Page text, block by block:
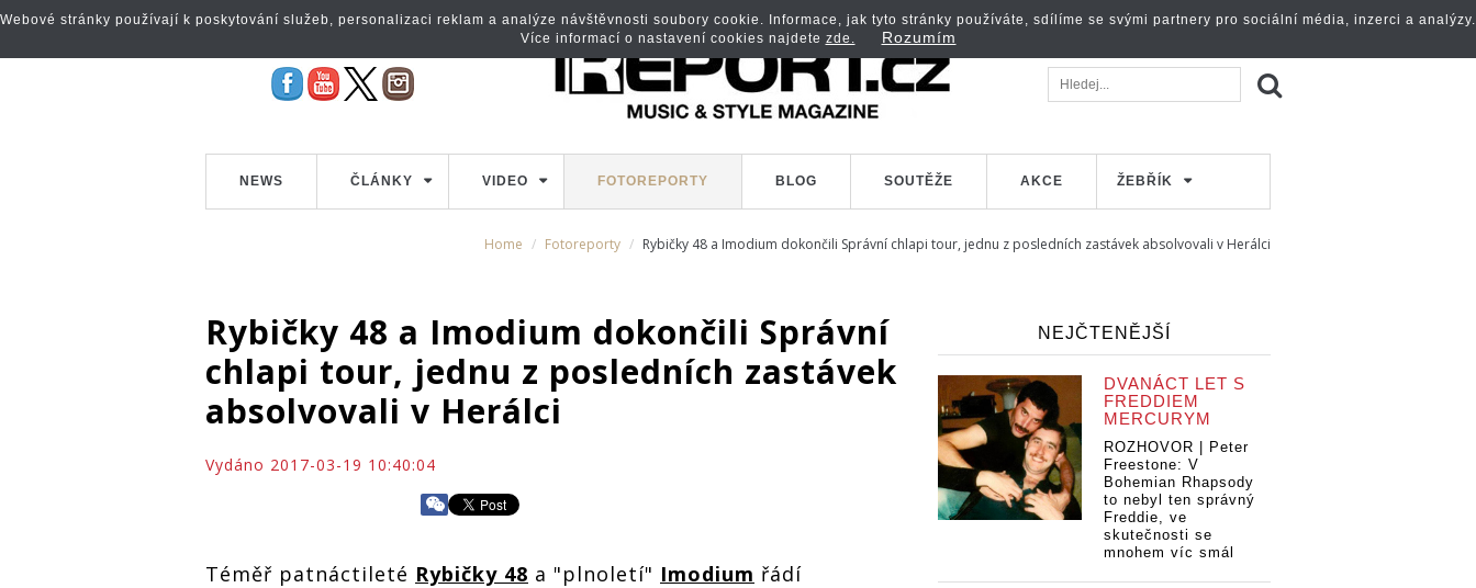
NEWS ČLÁNKY VIDEO FOTOREPORTY BLOG SOUTĚŽE AKCE ŽEBŘÍK
Home Fotoreporty Rybičky 48 a Imodium dokončili Správní chlapi tour, jednu z posledních zastávek absolvovali v Herálci
Rybičky 48 a Imodium dokončili Správní
chlapi tour, jednu z posledních zastávek
absolvovali v Herálci
Vydáno 2017-03-19 10:40:04
Téměř patnáctileté Rybičky 48 a "plnoletí" Imodium řádí
NEJČTENĚJŠÍ
DVANÁCT LET S
FREDDIEM
MERCURYM
ROZHOVOR | Peter
Freestone: V
Bohemian Rhapsody
to nebyl ten správný
Freddie, ve
skutečnosti se
mnohem víc smál
Webové stránky používají k poskytování služeb, personalizaci reklam a analýze návštěvnosti soubory cookie. Informace, jak tyto stránky používáte, sdílíme se svými partnery pro sociální média, inzerci a analýzy.
Více informací o nastavení cookies najdete zde. Rozumím